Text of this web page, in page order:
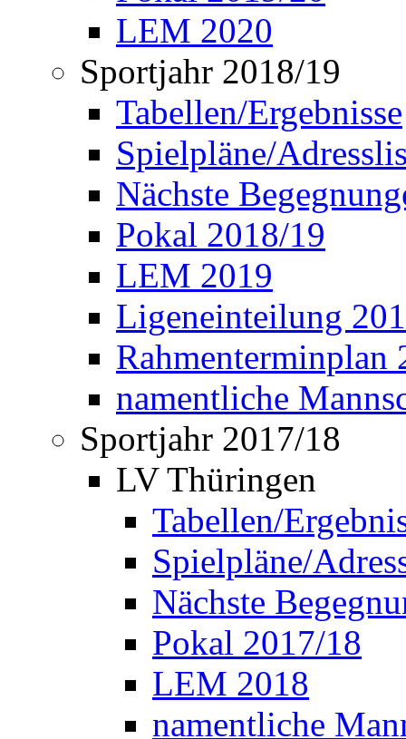
LEM 2020
Sportjahr 2018/19
Tabellen/Ergebnisse
Spielpläne/
Nächste
Pokal 2018/19
LEM 2019
Ligeneinteilung
Rahmenterminplan
namentliche
Sportjahr 2017/18
LV Thüringen
Tabellen/
Spielpläne/
Nächste
Pokal 2017/18
LEM 2018
namentliche